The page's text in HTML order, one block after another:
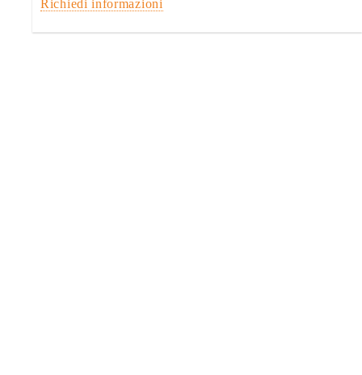
Richiedi informazioni